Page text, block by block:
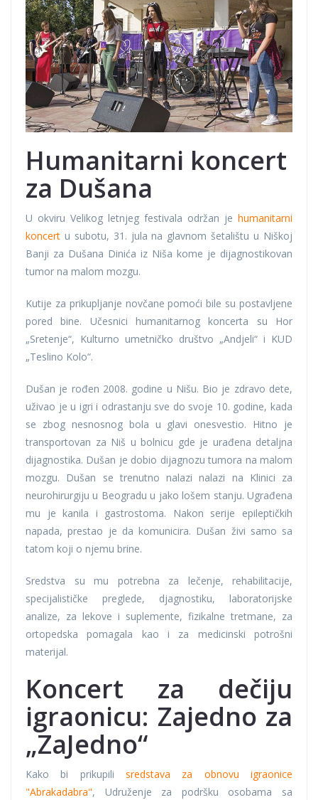
Humanitarni koncert
za Dušana
U okviru Velikog letnjeg festivala održan je humanitarni
koncert u subotu, 31. jula na glavnom šetalištu u Niškoj
Banji za Dušana Dinića iz Niša kome je dijagnostikovan
tumor na malom mozgu.
Kutije za prikupljanje novčane pomoći bile su postavljene
pored bine. Učesnici humanitarnog koncerta su Hor
„Sretenje“, Kulturno umetničko društvo „Andjeli“ i KUD
„Teslino Kolo“.
Dušan je rođen 2008. godine u Nišu. Bio je zdravo dete,
uživao je u igri i odrastanju sve do svoje 10. godine, kada
se zbog nesnosnog bola u glavi onesvestio. Hitno je
transportovan za Niš u bolnicu gde je urađena detaljna
dijagnostika. Dušan je dobio dijagnozu tumora na malom
mozgu. Dušan se trenutno nalazi nalazi na Klinici za
neurohirurgiju u Beogradu u jako lošem stanju. Ugrađena
mu je kanila i gastrostoma. Nakon serije epileptičkih
napada, prestao je da komunicira. Dušan živi samo sa
tatom koji o njemu brine.
Sredstva su mu potrebna za lečenje, rehabilitacije,
specijalističke preglede, djagnostiku, laboratorijske
analize, za lekove i suplemente, fizikalne tretmane, za
ortopedska pomagala kao i za medicinski potrošni
materijal.
Koncert za dečiju
igraonicu: Zajedno za
„ZaJedno“
Kako bi prikupili sredstava za obnovu igraonice
"Abrakadabra", Udruženje za podršku osobama sa